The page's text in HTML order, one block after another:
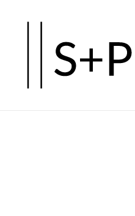
Hauptinhalt
springen